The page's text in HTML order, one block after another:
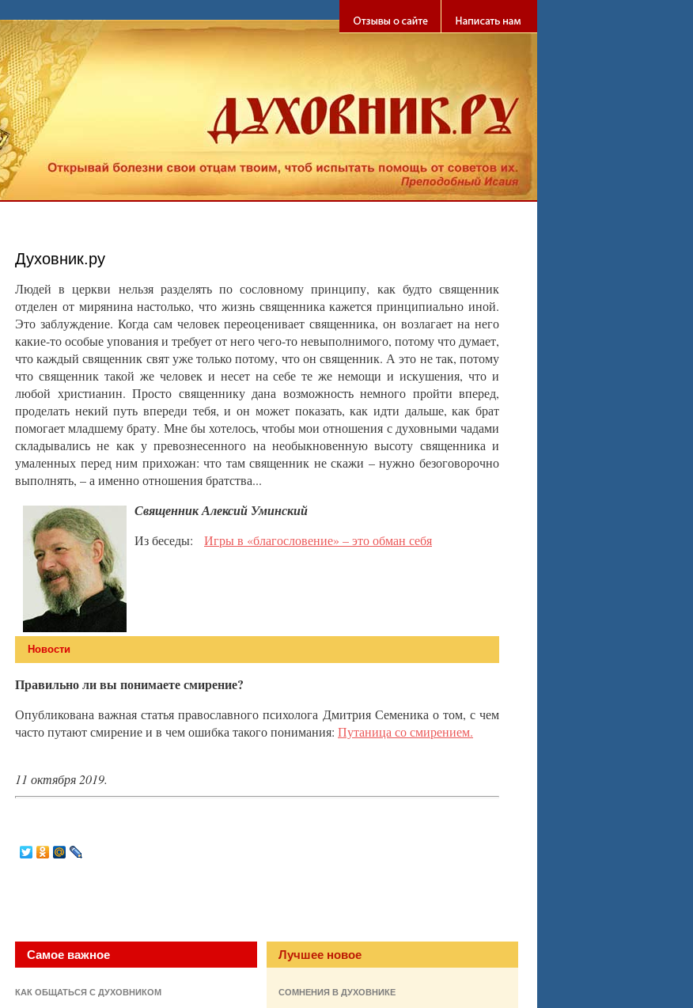
духовной жизни". Познай себя!
Духовник.ру
Людей в церкви нельзя разделять по сословному принципу, как будто священник
отделен от мирянина настолько, что жизнь священника кажется принципиально иной.
Это заблуждение. Когда сам человек переоценивает священника, он возлагает на него
какие-то особые упования и требует от него чего-то невыполнимого, потому что думает,
что каждый священник свят уже только потому, что он священник. А это не так, потому
что священник такой же человек и несет на себе те же немощи и искушения, что и
любой христианин. Просто священнику дана возможность немного пройти вперед,
проделать некий путь впереди тебя, и он может показать, как идти дальше, как брат
помогает младшему брату. Мне бы хотелось, чтобы мои отношения с духовными чадами
складывались не как у превознесенного на необыкновенную высоту священника и
умаленных перед ним прихожан: что там священник не скажи – нужно безоговорочно
выполнять, – а именно отношения братства...
Священник Алексий Уминский
Из беседы: Игры в «благословение» – это обман себя
Новости
Правильно ли вы понимаете смирение?
Опубликована важная статья православного психолога Дмитрия Семеника о том, с чем
часто путают смирение и в чем ошибка такого понимания: Путаница со смирением.
11 октября 2019.
Самое важное
КАК ОБЩАТЬСЯ С ДУХОВНИКОМ
Лучшее новое
СОМНЕНИЯ В ДУХОВНИКЕ